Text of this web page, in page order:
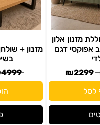
מזנון אלון
אפוקסי דגם
₪2299
לסל
מזנון +
4999